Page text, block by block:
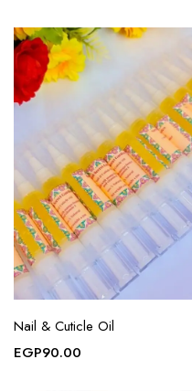
Nail & Cuticle Oil
EGP90.00